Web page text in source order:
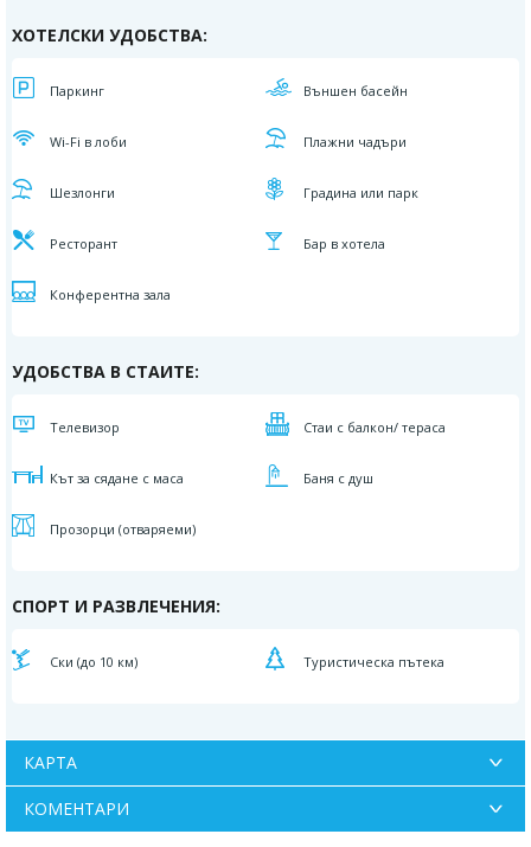
ХОТЕЛСКИ УДОБСТВА:
Паркинг Външен басейн
Wi-Fi в лоби Плажни чадъри
Шезлонги Градина или парк
Ресторант Бар в хотела
Конферентна зала
УДОБСТВА В СТАИТЕ:
Телевизор Стаи с балкон/ тераса
Кът за сядане с маса Баня с душ
Прозорци (отваряеми)
СПОРТ И РАЗВЛЕЧЕНИЯ:
Ски (до 10 км) Туристическа пътека
КАРТА
КОМЕНТАРИ